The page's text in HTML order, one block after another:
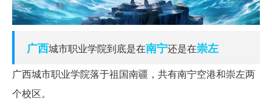
广西城市职业学院到底是在南宁还是在崇左
广西城市职业学院落于祖国南疆，共有南宁空港和崇左两
个校区。